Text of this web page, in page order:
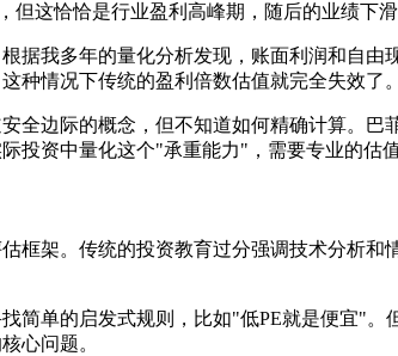
但这恰恰是行业盈利高峰期，随后的业绩下
据我多年的量化分析发现，账面利润和自
种情况下传统的盈利倍数估值就完全失效了。
全边际的概念，但不知道如何精确计算。
投资中量化这个"承重能力"，需要专业的估
框架。传统的投资教育过分强调技术分
简单的启发式规则，比如"低PE就是便宜"
心问题。